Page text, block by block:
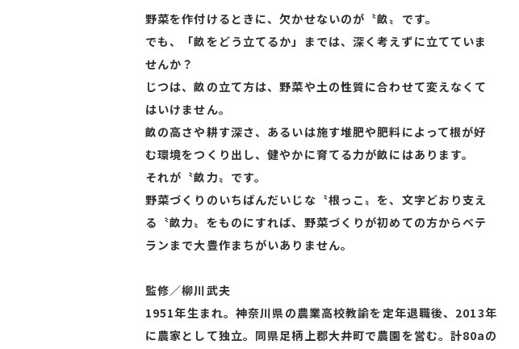
野菜を作付けるときに、欠かせないのが〝畝〟です。
でも、「畝をどう立てるか」までは、深く考えずに立てていま
せんか？
じつは、畝の立て方は、野菜や土の性質に合わせて変えなくて
はいけません。
畝の高さや耕す深さ、あるいは施す堆肥や肥料によって根が好
む環境をつくり出し、健やかに育てる力が畝にはあります。
それが〝畝力〟です。
野菜づくりのいちばんだいじな〝根っこ〟を、文字どおり支え
る〝畝力〟をものにすれば、野菜づくりが初めての方からベテ
ランまで大豊作まちがいありません。
監修／柳川武夫
1951年生まれ。神奈川県の農業高校教諭を定年退職後、2013年
に農家として独立。同県足柄上郡大井町で農園を営む。計80aの